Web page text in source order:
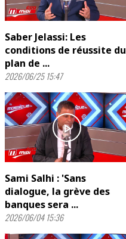
Saber Jelassi: Les
conditions de réussite du
plan de ...
2026/06/25 15:47
play_arrow
Sami Salhi : 'Sans
dialogue, la grève des
banques sera ...
2026/06/04 15:36